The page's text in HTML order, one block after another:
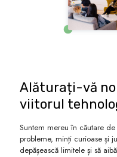
Alăturați-vă
viitorul
Suntem mereu în căutare
probleme, minți curioase și
depășească limitele și să